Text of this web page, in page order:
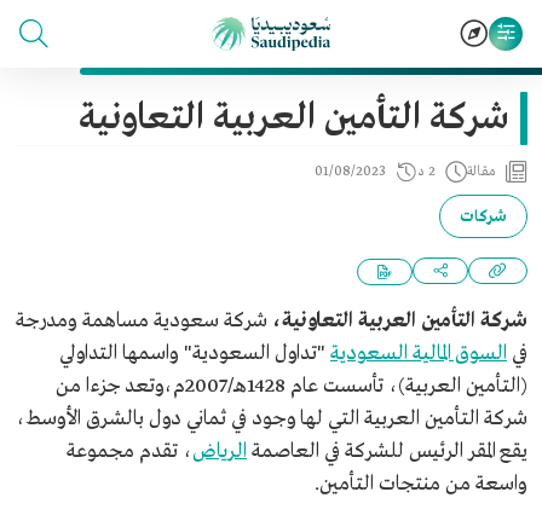
شركة التأمين العربية التعاونية
مقالة 2 د 01/08/2023
شركات
شركة التأمين العربية التعاونية، شركة سعودية مساهمة ومدرجة
في السوق المالية السعودية "تداول السعودية" واسمها التداولي
(التأمين العربية)، تأسست عام 1428هـ/2007م،وتعد جزءا من
شركة التأمين العربية التي لها وجود في ثماني دول بالشرق الأوسط،
يقع المقر الرئيس للشركة في العاصمة الرياض، تقدم مجموعة
واسعة من منتجات التأمين.